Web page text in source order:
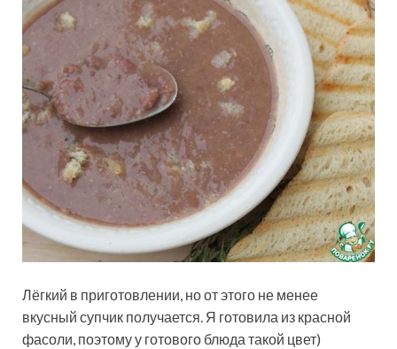
Лёгкий в приготовлении, но от этого не менее
вкусный супчик получается. Я готовила из красной
фасоли, поэтому у готового блюда такой цвет)